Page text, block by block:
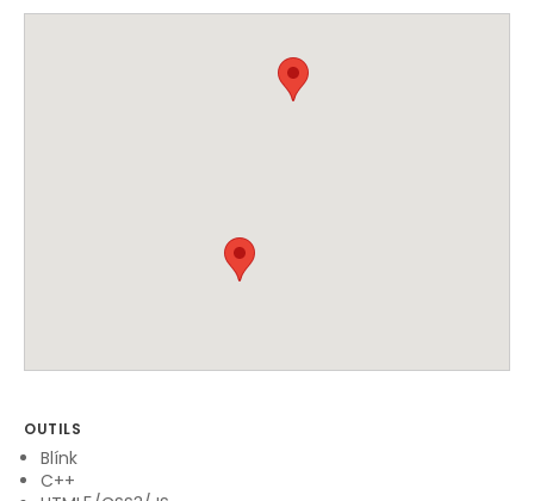
OUTILS
Blínk
C++